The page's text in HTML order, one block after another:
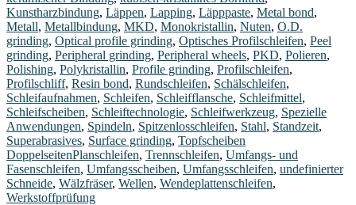
Kunstharzbindung, Läppen, Lapping, Läpppaste, Metal bond,
Metall, Metallbindung, MKD, Monokristallin, Nuten, O.D.
grinding, Optical profile grinding, Optisches Profilschleifen, Peel
grinding, Peripheral grinding, Peripheral wheels, PKD, Polieren,
Polishing, Polykristallin, Profile grinding, Profilschleifen,
Profilschliff, Resin bond, Rundschleifen, Schälschleifen,
Schleifaufnahmen, Schleifen, Schleifflansche, Schleifmittel,
Schleifscheiben, Schleiftechnologie, Schleifwerkzeug, Spezielle
Anwendungen, Spindeln, Spitzenlosschleifen, Stahl, Standzeit,
Superabrasives, Surface grinding, Topfscheiben
DoppelseitenPlanschleifen, Trennschleifen, Umfangs- und
Fasenschleifen, Umfangsscheiben, Umfangsschleifen, undefinierter
Schneide, Wälzfräser, Wellen, Wendeplattenschleifen,
Werkstoffprüfung